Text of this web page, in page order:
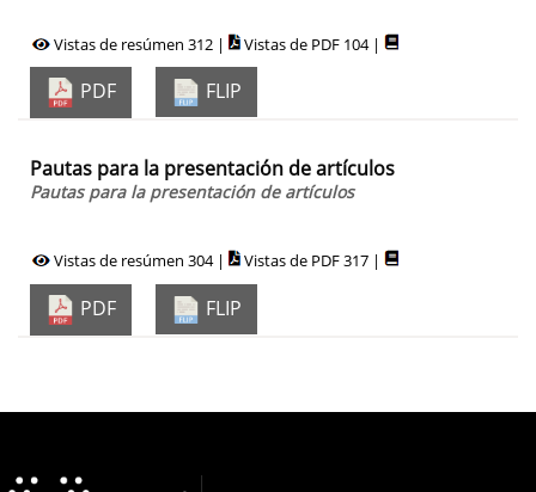
Vistas de resúmen 312 | Vistas de PDF 104 |
PDF FLIP
Pautas para la presentación de artículos
Pautas para la presentación de artículos
Vistas de resúmen 304 | Vistas de PDF 317 |
PDF FLIP